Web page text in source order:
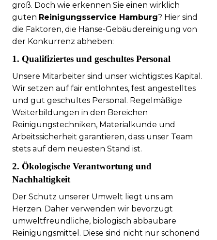
groß. Doch wie erkennen Sie einen wirklich
guten Reinigungsservice Hamburg? Hier sind
die Faktoren, die Hanse-Gebäudereinigung von
der Konkurrenz abheben:
1. Qualifiziertes und geschultes Personal
Unsere Mitarbeiter sind unser wichtigstes Kapital.
Wir setzen auf fair entlohntes, fest angestelltes
und gut geschultes Personal. Regelmäßige
Weiterbildungen in den Bereichen
Reinigungstechniken, Materialkunde und
Arbeitssicherheit garantieren, dass unser Team
stets auf dem neuesten Stand ist.
2. Ökologische Verantwortung und
Nachhaltigkeit
Der Schutz unserer Umwelt liegt uns am
Herzen. Daher verwenden wir bevorzugt
umweltfreundliche, biologisch abbaubare
Reinigungsmittel. Diese sind nicht nur schonend